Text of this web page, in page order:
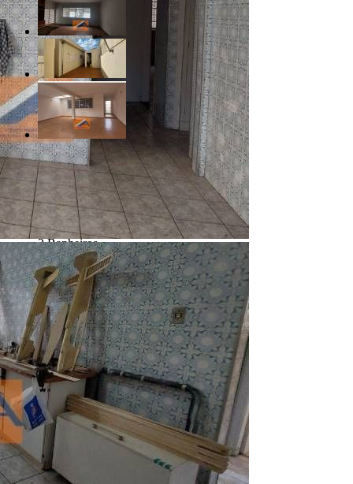
R$ 630.000,00
Altos Da Cidade - Bauru/SP
Referência: 062026
3 Quartos
3 Banheiros
2 Vagas
207.00 m²
351.00 m²
Realizado
Enviado com sucesso!
Entre em contato
Nome
E-mail